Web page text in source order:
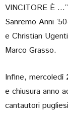
VINCITORE È
Sanremo Anni
e Christian
Marco Grasso.
Infine, mercoledì
e chiusura anno
cantautori